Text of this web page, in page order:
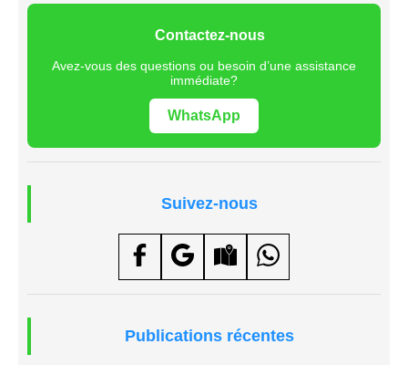
Contactez-nous
Avez-vous des questions ou besoin d’une assistance
immédiate?
WhatsApp
Suivez-nous
Publications récentes